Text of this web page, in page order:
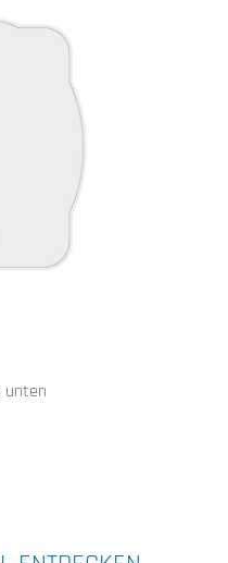
unten